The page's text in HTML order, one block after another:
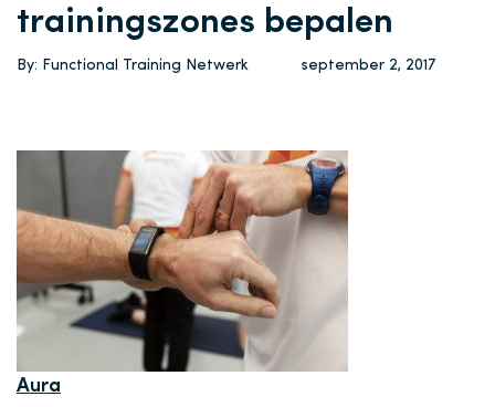
trainingszones bepalen
By: Functional Training Netwerk september 2, 2017
Aura